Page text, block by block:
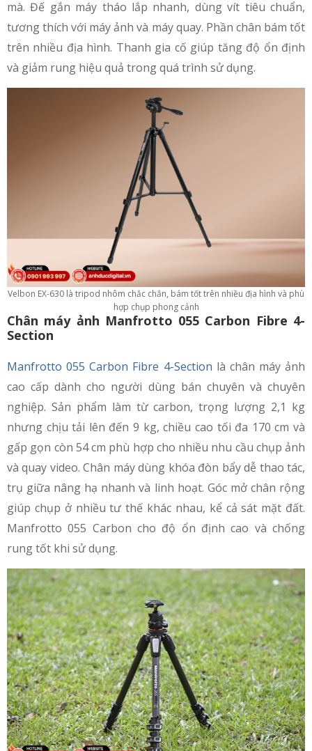
mà. Đế gắn máy tháo lắp nhanh, dùng vít tiêu chuẩn,
tương thích với máy ảnh và máy quay. Phần chân bám tốt
trên nhiều địa hình. Thanh gia cố giúp tăng độ ổn định
và giảm rung hiệu quả trong quá trình sử dụng.
Velbon EX-630 là tripod nhôm chắc chắn, bám tốt trên nhiều địa hình và phù
hợp chụp phong cảnh
Chân máy ảnh Manfrotto 055 Carbon Fibre 4-
Section
Manfrotto 055 Carbon Fibre 4-Section là chân máy ảnh
cao cấp dành cho người dùng bán chuyên và chuyên
nghiệp. Sản phẩm làm từ carbon, trọng lượng 2,1 kg
nhưng chịu tải lên đến 9 kg, chiều cao tối đa 170 cm và
gấp gọn còn 54 cm phù hợp cho nhiều nhu cầu chụp ảnh
và quay video. Chân máy dùng khóa đòn bẩy dễ thao tác,
trụ giữa nâng hạ nhanh và linh hoạt. Góc mở chân rộng
giúp chụp ở nhiều tư thế khác nhau, kể cả sát mặt đất.
Manfrotto 055 Carbon cho độ ổn định cao và chống
rung tốt khi sử dụng.